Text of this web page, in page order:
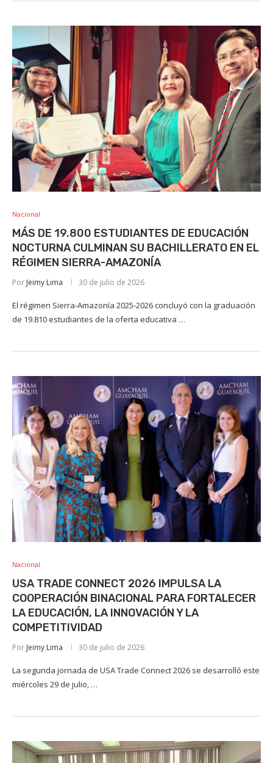
Nacional
MÁS DE 19.800 ESTUDIANTES DE EDUCACIÓN
NOCTURNA CULMINAN SU BACHILLERATO EN EL
RÉGIMEN SIERRA-AMAZONÍA
Por Jeimy Lima 30 de julio de 2026
El régimen Sierra-Amazonía 2025-2026 concluyó con la graduación
de 19.810 estudiantes de la oferta educativa …
Nacional
USA TRADE CONNECT 2026 IMPULSA LA
COOPERACIÓN BINACIONAL PARA FORTALECER
LA EDUCACIÓN, LA INNOVACIÓN Y LA
COMPETITIVIDAD
Por Jeimy Lima 30 de julio de 2026
La segunda jornada de USA Trade Connect 2026 se desarrolló este
miércoles 29 de julio, …